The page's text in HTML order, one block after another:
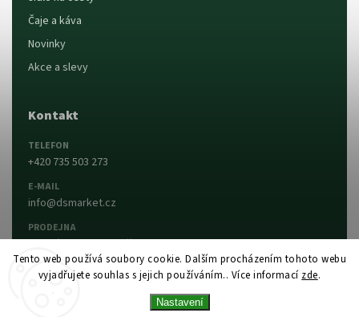
Tento web používá soubory cookie. Dalším procházením tohoto webu
vyjadřujete souhlas s jejich používáním.. Více informací zde.
Nastavení
Čaje a káva
Novinky
Akce a slevy
Kontakt
TELEFON
+420 735 503 273
E-MAIL
info@dsmarket.cz
PRODEJNA
Dlouhá 90, 763 15 Slušovice
Napsat nám Prodejna a otevírací doba